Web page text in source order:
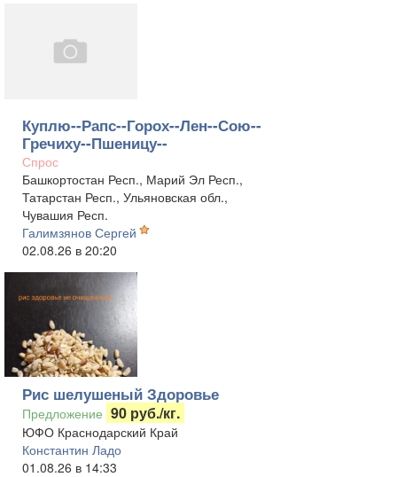
Куплю--Рапс--Горох--Лен--Сою--
Гречиху--Пшеницу--
Спрос
Башкортостан Респ., Марий Эл Респ.,
Татарстан Респ., Ульяновская обл.,
Чувашия Респ.
Галимзянов Сергей
02.08.26 в 20:20
Рис шелушеный Здоровье
Предложение 90 руб./кг.
ЮФО Краснодарский Край
Константин Ладо
01.08.26 в 14:33